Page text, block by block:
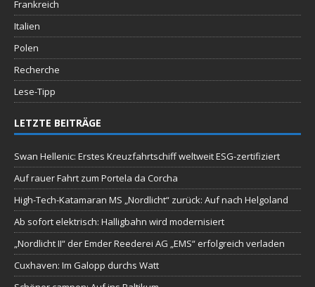
Frankreich
Italien
Polen
Recherche
Lese-Tipp
LETZTE BEITRÄGE
Swan Hellenic: Erstes Kreuzfahrtschiff weltweit ESG-zertifiziert
Auf rauer Fahrt zum Portela da Corcha
High-Tech-Katamaran MS „Nordlicht“ zurück: Auf nach Helgoland
Ab sofort elektrisch: Halligbahn wird modernisiert
„Nordlicht II“ der Emder Reederei AG „EMS“ erfolgreich verladen
Cuxhaven: Im Galopp durchs Watt